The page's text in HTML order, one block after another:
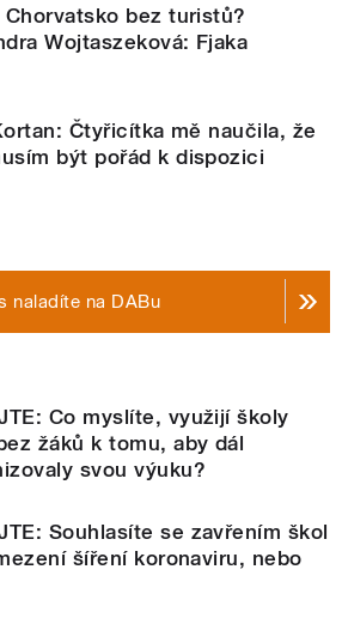
Chorvatsko bez turistů?
Wojtaszeková: Fjaka
Čtyřicítka mě naučila, že
být pořád k dispozici
naladíte na DABu
Co myslíte, využijí školy
žáků k tomu, aby dál
svou výuku?
Souhlasíte se zavřením škol
šíření koronaviru, nebo